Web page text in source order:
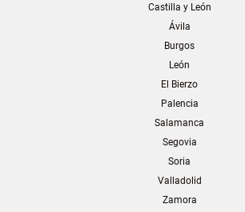
Castilla y León
Ávila
Burgos
León
El Bierzo
Palencia
Salamanca
Segovia
Soria
Valladolid
Zamora